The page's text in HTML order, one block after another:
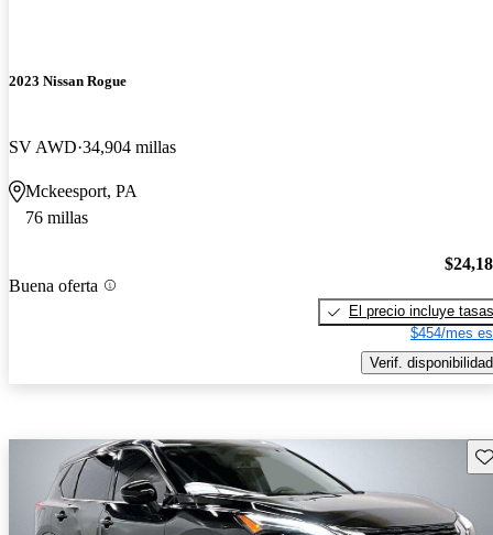
2023 Nissan Rogue
SV AWD 34,904 millas
Mckeesport, PA
76 millas
Buena oferta
El precio incluye tasas
$454/mes
Verif. disponibilidad